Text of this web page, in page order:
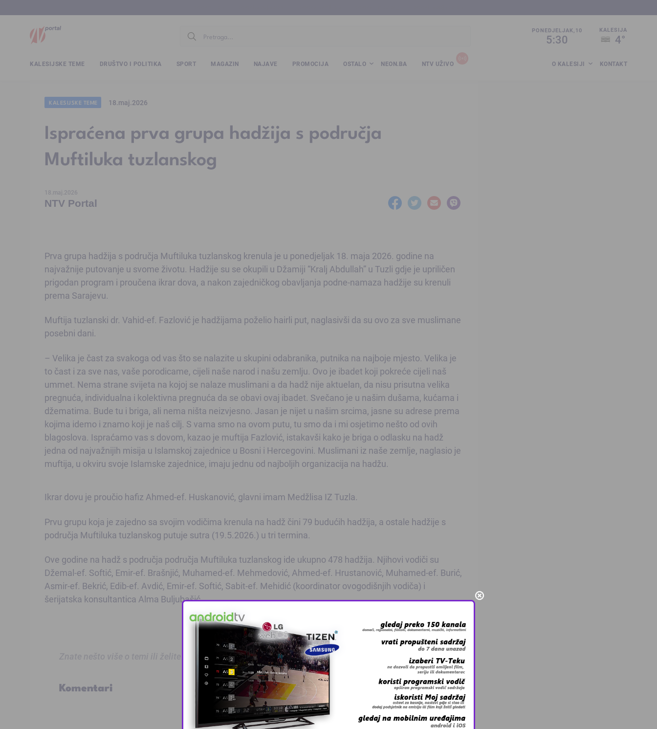
PONEDJELJAK,10
5:30
KALESIJA
4°
KALESIJSKE TEME DRUŠTVO I POLITIKA SPORT MAGAZIN NAJAVE PROMOCIJA OSTALO NEON.BA NTV UŽIVO O KALESIJI KONTAKT
KALESIJSKE TEME 18.maj.2026
Ispraćena prva grupa hadžija s područja
Muftiluka tuzlanskog
18.maj.2026
NTV Portal
Prva grupa hadžija s područja Muftiluka tuzlanskog krenula je u ponedjeljak 18. maja 2026. godine na
najvažnije putovanje u svome životu. Hadžije su se okupili u Džamiji “Kralj Abdullah” u Tuzli gdje je upriličen
prigodan program i proučena ikrar dova, a nakon zajedničkog obavljanja podne-namaza hadžije su krenuli
prema Sarajevu.
Muftija tuzlanski dr. Vahid-ef. Fazlović je hadžijama poželio hairli put, naglasivši da su ovo za sve muslimane
posebni dani.
– Velika je čast za svakoga od vas što se nalazite u skupini odabranika, putnika na najboje mjesto. Velika je
to čast i za sve nas, vaše porodicame, cijeli naše narod i našu zemlju. Ovo je ibadet koji pokreće cijeli naš
ummet. Nema strane svijeta na kojoj se nalaze muslimani a da hadž nije aktuelan, da nisu prisutna velika
pregnuća, individualna i kolektivna pregnuća da se obavi ovaj ibadet. ​Svečano je u našim dušama, kućama i
džematima. Bude tu i briga, ali nema ništa neizvjesno. Jasan je nijet u našim srcima, jasne su adrese prema
kojima idemo i znamo koji je naš cilj. ​S vama smo na ovom putu, tu smo da i mi osjetimo nešto od ovih
blagoslova. Ispraćamo vas s dovom, kazao je muftija Fazlović, istakavši kako je briga o odlasku na hadž
jedna od najvažnijih misija u Islamskoj zajednice u Bosni i Hercegovini. Muslimani iz naše zemlje, naglasio je
muftija, u okviru svoje Islamske zajednice, imaju jednu od najboljih organizacija na hadžu.
Ikrar dovu je proučio hafiz Ahmed-ef. Huskanović, glavni imam Medžlisa IZ Tuzla.
Prvu grupu koja je zajedno sa svojim vodičima krenula na hadž čini 79 budućih hadžija, a ostale hadžije s
područja Muftiluka tuzlanskog putuje sutra (19.5.2026.) u tri termina.
Ove godine na hadž s područja područja Muftiluka tuzlanskog ide ukupno 478 hadžija. Njihovi vodiči su
Džemal-ef. Softić, Emir-ef. Brašnjić, Muhamed-ef. Mehmedović, Ahmed-ef. Hrustanović, Muhamed-ef. Burić,
Asmir-ef. Bekrić, Edib-ef. Avdić, Emir-ef. Softić, Sabit-ef. Mehidić (koordinator ovogodišnjih vodiča) i
šerijatska konsultantica Alma Buljubašić.
Znate nešto više o temi ili želite prijaviti grešku u tekstu?
Komentari